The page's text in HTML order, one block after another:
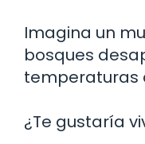
Imagina un
bosques
temperaturas
¿Te gustaría